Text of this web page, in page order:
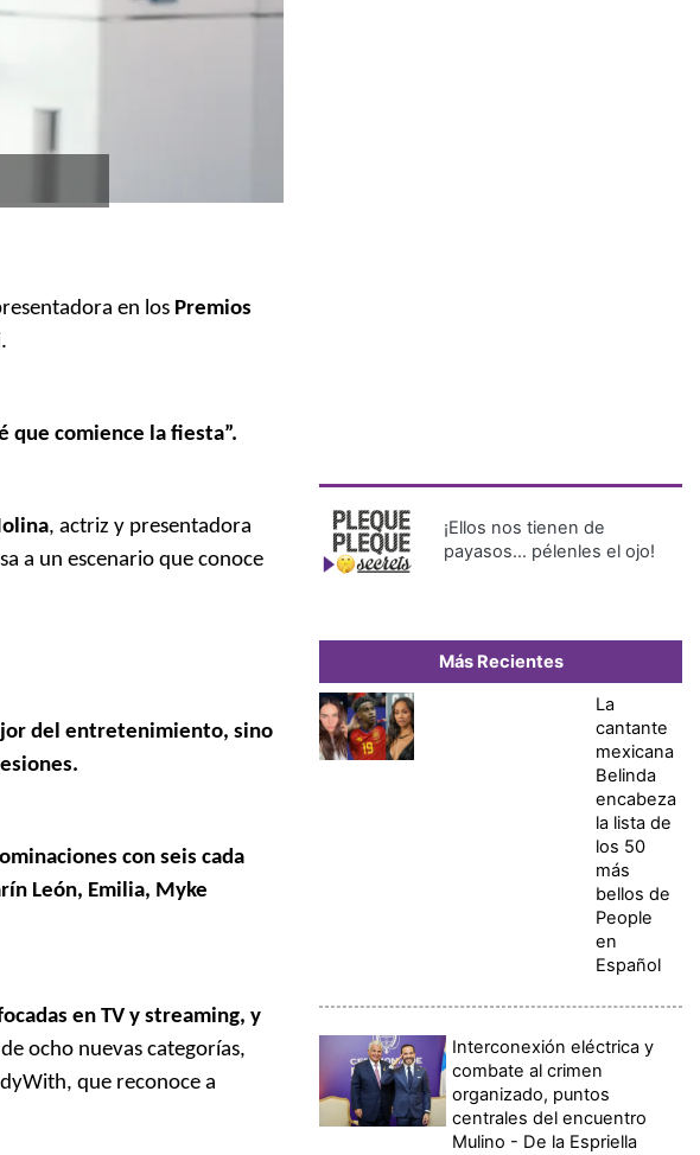
en los Premios
que comience la fiesta”.
, actriz y presentadora
a un escenario que conoce
del entretenimiento, sino
con seis cada
León, Emilia, Myke
en TV y streaming, y
ocho nuevas categorías,
que reconoce a
¡Ellos nos tienen de
payasos… pélenles el ojo!
Más Recientes
La
cantante
mexicana
Belinda
encabeza
la lista de
los 50
más
bellos de
People
en
Español
Interconexión eléctrica y
combate al crimen
organizado, puntos
centrales del encuentro
Mulino - De la Espriella